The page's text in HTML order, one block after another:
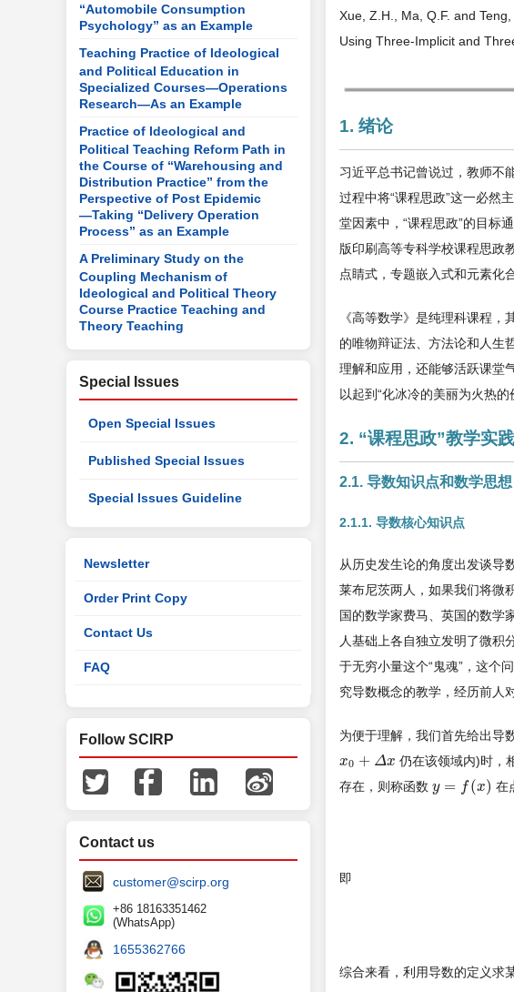
Xue, Z.H., Ma, Q.F. and
Using Three-Implicit and
1. 绪论
习近平总书记曾说过，教师不
过程中将“课程思政”这一必然
堂因素中，“课程思政”的目标
版印刷高等专科学校课程思政
点睛式，专题嵌入式和元素化
《高等数学》是纯理科课程
的唯物辩证法、方法论和人生
理解和应用，还能够活跃课堂
以起到“化冰冷的美丽为火热
2. “课程思政”教学实
2.1. 导数知识点和数学思想
2.1.1. 导数核心知识点
从历史发生论的角度出发谈导
莱布尼茨两人，如果我们将微
国的数学家费马、英国的数学
人基础上各自独立发明了微积
于无穷小量这个“鬼魂”，这个
究导数概念的教学，经历前人
为便于理解，我们首先给出导
x0 + Δx
x0+Δx 仍在该领域内)时，
存在，则称函数 y = f (x)
y=f(x ) 在
即
综合来看，利用导数的定义求
“Automobile Consumption
Psychology” as an Example
Teaching Practice of Ideological
and Political Education in
Specialized Courses—Operations
Research—As an Example
Practice of Ideological and
Political Teaching Reform Path in
the Course of “Warehousing and
Distribution Practice” from the
Perspective of Post Epidemic
—Taking “Delivery Operation
Process” as an Example
A Preliminary Study on the
Coupling Mechanism of
Ideological and Political Theory
Course Practice Teaching and
Theory Teaching
Special Issues
Open Special Issues
Published Special Issues
Special Issues Guideline
Newsletter
Order Print Copy
Contact Us
FAQ
Follow SCIRP
Contact us
customer@scirp.org
+86 18163351462
(WhatsApp)
1655362766